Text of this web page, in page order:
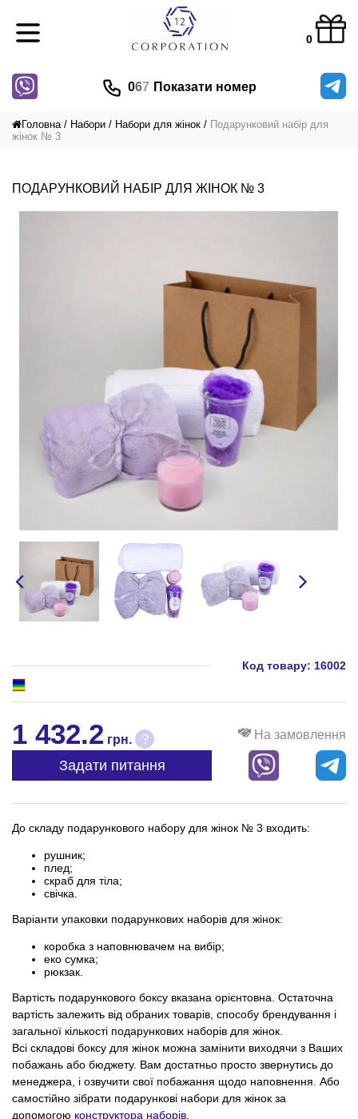
0
067 Показати номер
Головна Набори Набори для жінок
Подарунковий набір для
жінок № 3
ПОДАРУНКОВИЙ НАБІР ДЛЯ ЖІНОК № 3
Код товару: 16002
1 432.2 грн. ? На замовлення
Задати питання
До складу подарункового набору для жінок № 3 входить:
рушник;
плед;
скраб для тіла;
свічка.
Варіанти упаковки подарункових наборів для жінок:
коробка з наповнювачем на вибір;
еко сумка;
рюкзак.
Вартість подарункового боксу вказана орієнтовна. Остаточна
вартість залежить від обраних товарів, способу брендування і
загальної кількості подарункових наборів для жінок.
Всі складові боксу для жінок можна замінити виходячи з Ваших
побажань або бюджету. Вам достатньо просто звернутись до
менеджера, і озвучити свої побажання щодо наповнення. Або
самостійно зібрати подарункові набори для жінок за
допомогою конструктора наборів